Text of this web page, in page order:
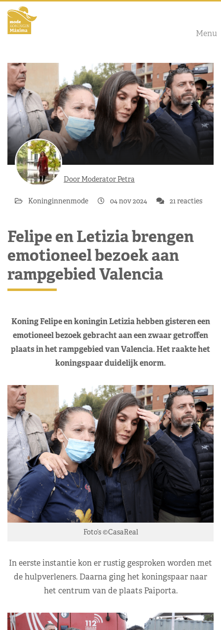
Menu
Door Moderator Petra
Koninginnenmode 04 nov 2024 21 reacties
Felipe en Letizia brengen
emotioneel bezoek aan
rampgebied Valencia
Koning Felipe en koningin Letizia hebben gisteren een
emotioneel bezoek gebracht aan een zwaar getroffen
plaats in het rampgebied van Valencia. Het raakte het
koningspaar duidelijk enorm.
Foto’s ©CasaReal
In eerste instantie kon er rustig gesproken worden met
de hulpverleners. Daarna ging het koningspaar naar
het centrum van de plaats Paiporta.